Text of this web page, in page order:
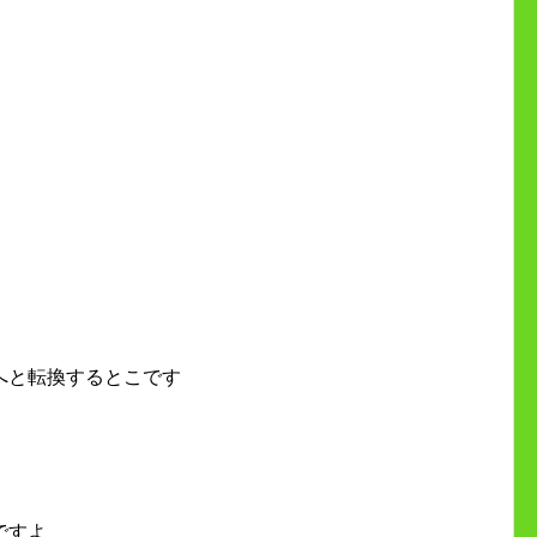
と転換するとこです
すよ